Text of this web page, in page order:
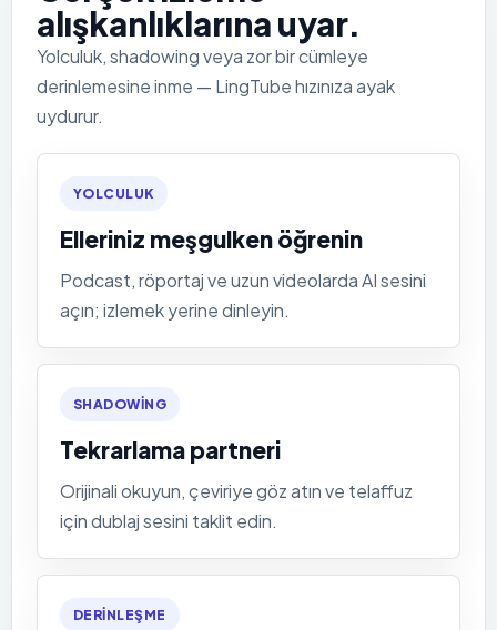
alışkanlıklarına uyar.
Yolculuk, shadowing veya zor bir cümleye
derinlemesine inme — LingTube hızınıza ayak
uydurur.
YOLCULUK
Elleriniz meşgulken öğrenin
Podcast, röportaj ve uzun videolarda AI sesini
açın; izlemek yerine dinleyin.
SHADOWING
Tekrarlama partneri
Orijinali okuyun, çeviriye göz atın ve telaffuz
için dublaj sesini taklit edin.
DERINLEŞME